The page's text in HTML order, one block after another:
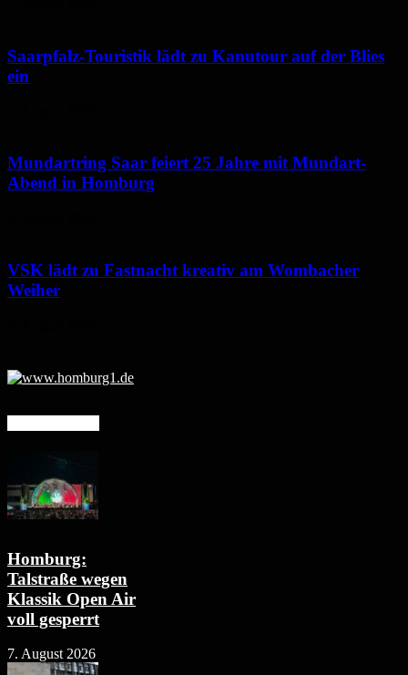
Saarpfalz-Touristik lädt zu Kanutour auf der Blies
ein
Mundartring Saar feiert 25 Jahre mit Mundart-
Abend in Homburg
VSK lädt zu Fastnacht kreativ am Wombacher
Weiher
Homburg:
Talstraße wegen
Klassik Open Air
voll gesperrt
7. August 2026